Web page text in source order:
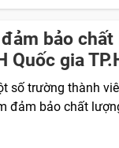
bảo
Quốc gia
số trường thành
đảm bảo chất